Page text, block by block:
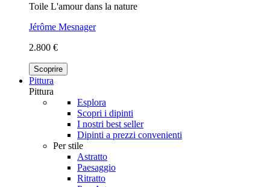
Toile L'amour dans la nature
Jérôme Mesnager
2.800 €
Scoprire
Pittura
Pittura
Esplora
Scopri i dipinti
I nostri best seller
Dipinti a prezzi convenienti
Per stile
Astratto
Paesaggio
Ritratto